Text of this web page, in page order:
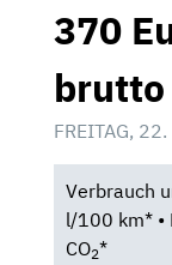
370
brutto
FREITAG,
Verbrauch
l/100 km* •
CO2*